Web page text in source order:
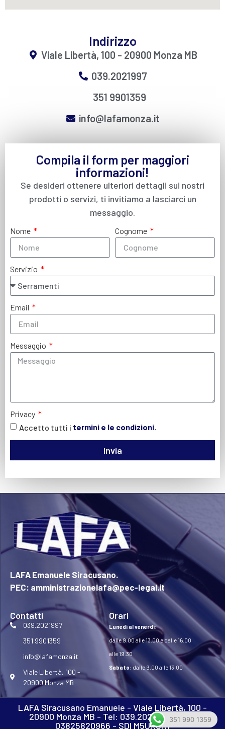
Indirizzo
Viale Libertà, 100 - 20900 Monza MB
039.2021997
351 9901359
info@lafamonza.it
Compila il form per maggiori
informazioni!
Se desideri ottenere ulteriori dettagli sui nostri
prodotti o servizi, ti invitiamo a lasciarci un
messaggio.
Nome Cognome
Servizio
Email
Messaggio
Privacy
Accetto tutti i termini e le condizioni.
Invia
LAFA Emanuele Siracusano.
PEC: amministrazionelafa@pec-legal.it
Contatti
039.2021997
351 9901359
info@lafamonza.it
Viale Libertà, 100 -
20900 Monza MB
Orari
Lunedì al venerdì:
dalle 9.00 alle 13.00 e dalle 16.00
alle 19.30
Sabato: dalle 9.00 alle 13.00
LAFA Siracusano Emanuele - Viale Libertà, 100 -
20900 Monza MB - Tel: 039.2021997 - P.iva
03825820966 - SDI M5UXCR1
351 990 1359